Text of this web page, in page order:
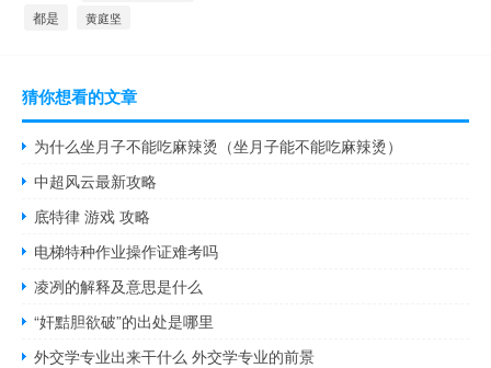
都是 黄庭坚
猜你想看的文章
为什么坐月子不能吃麻辣烫（坐月子能不能吃麻辣烫）
中超风云最新攻略
底特律 游戏 攻略
电梯特种作业操作证难考吗
凌冽的解释及意思是什么
“奸黠胆欲破”的出处是哪里
外交学专业出来干什么 外交学专业的前景